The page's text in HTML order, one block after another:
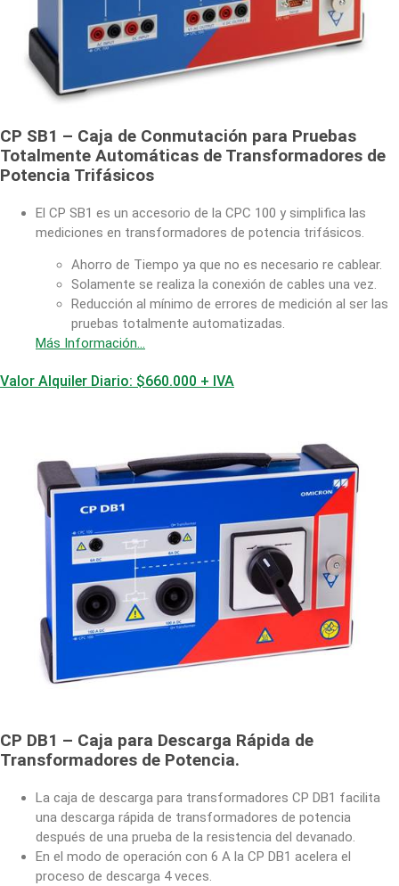
CP SB1 – Caja de Conmutación para Pruebas
Totalmente Automáticas de Transformadores de
Potencia Trifásicos
El CP SB1 es un accesorio de la CPC 100 y simplifica las
mediciones en transformadores de potencia trifásicos.
Ahorro de Tiempo ya que no es necesario re cablear.
Solamente se realiza la conexión de cables una vez.
Reducción al mínimo de errores de medición al ser las
pruebas totalmente automatizadas.
Más Información…
Valor Alquiler Diario: $660.000 + IVA
CP DB1 – Caja para Descarga Rápida de
Transformadores de Potencia.
La caja de descarga para transformadores CP DB1 facilita
una descarga rápida de transformadores de potencia
después de una prueba de la resistencia del devanado.
En el modo de operación con 6 A la CP DB1 acelera el
proceso de descarga 4 veces.